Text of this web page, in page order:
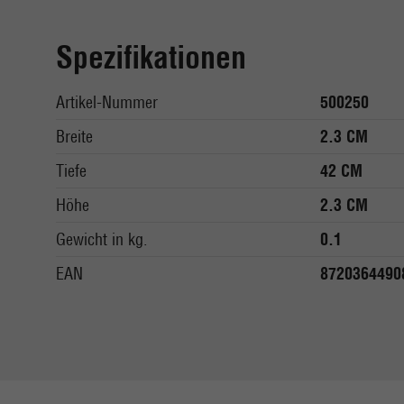
Spezifikationen
Artikel-Nummer
500250
Breite
2.3 CM
Tiefe
42 CM
Höhe
2.3 CM
Gewicht in kg.
0.1
EAN